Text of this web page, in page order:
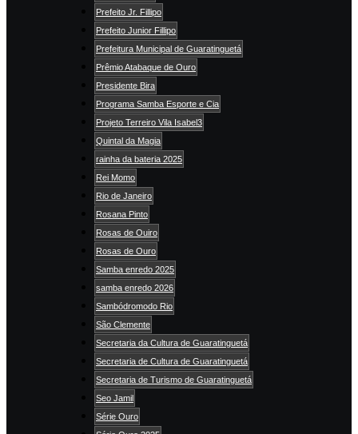
Prefeito Jr. Fillipo
Prefeito Junior Fillipo
Prefeitura Municipal de Guaratinguetá
Prêmio Atabaque de Ouro
Presidente Bira
Programa Samba Esporte e Cia
Projeto Terreiro Vila Isabel3
Quintal da Magia
rainha da bateria 2025
Rei Momo
Rio de Janeiro
Rosana Pinto
Rosas de Ouiro
Rosas de Ouro
Samba enredo 2025
samba enredo 2026
Sambódromodo Rio
São Clemente
Secretaria da Cultura de Guaratinguetá
Secretaria de Cultura de Guaratinguetá
Secretaria de Turismo de Guaratinguetá
Seo Jamil
Série Ouro